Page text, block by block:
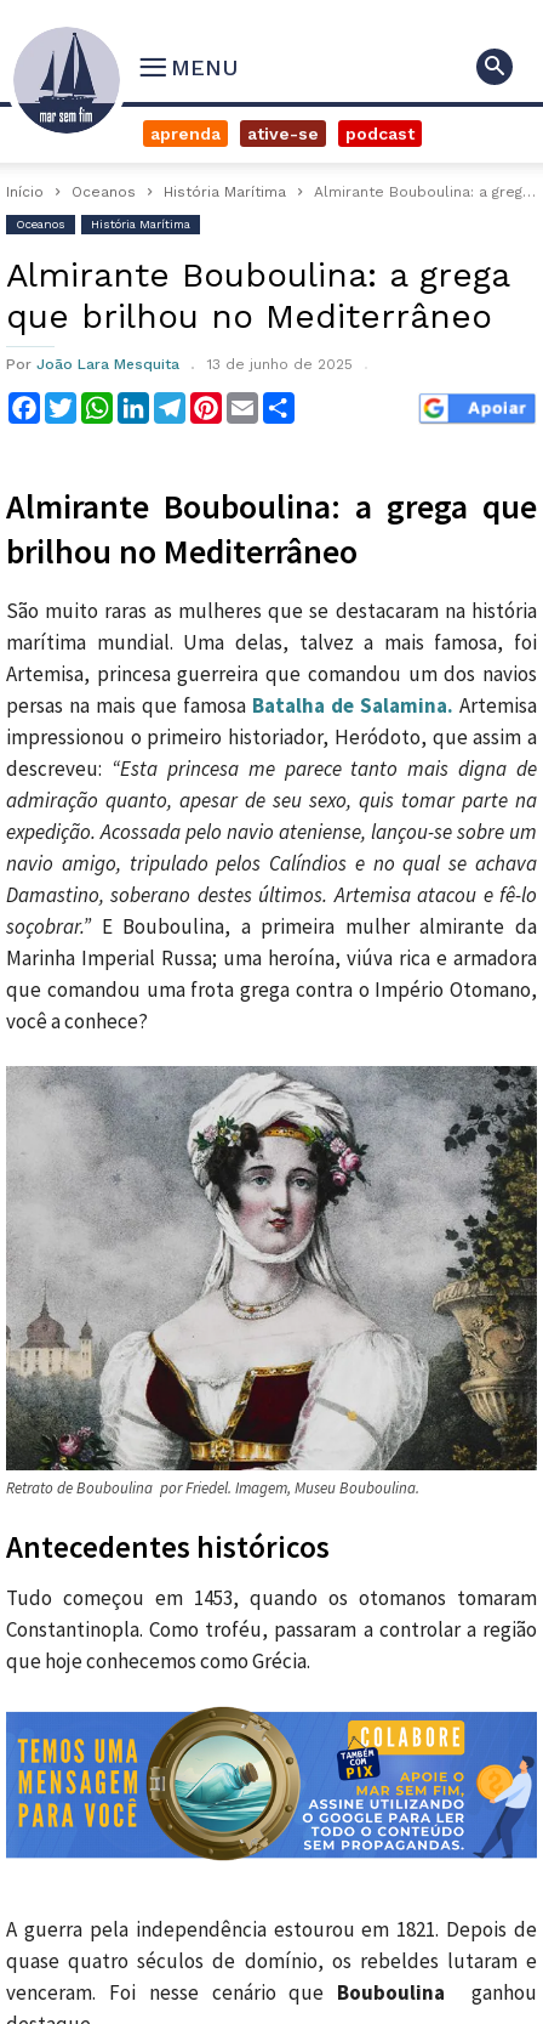
MENU
aprenda ative-se podcast
Início Oceanos História Marítima Almirante Bouboulina: a grega que brilhou no Mediterrâneo
Oceanos História Marítima
Almirante Bouboulina: a grega
que brilhou no Mediterrâneo
Por João Lara Mesquita 13 de junho de 2025
Facebook
TwitterWhatsApp
LinkedInTelegram
Pinterest
Email
Almirante Bouboulina: a grega que
brilhou no Mediterrâneo
São muito raras as mulheres que se destacaram na história
marítima mundial. Uma delas, talvez a mais famosa, foi
Artemisa, princesa guerreira que comandou um dos navios
persas na mais que famosa Batalha de Salamina. Artemisa
impressionou o primeiro historiador, Heródoto, que assim a
descreveu: “Esta princesa me parece tanto mais digna de
admiração quanto, apesar de seu sexo, quis tomar parte na
expedição. Acossada pelo navio ateniense, lançou-se sobre um
navio amigo, tripulado pelos Calíndios e no qual se achava
Damastino, soberano destes últimos. Artemisa atacou e fê-lo
soçobrar.”E Bouboulina, a primeira mulher almirante da
Marinha Imperial Russa; uma heroína, viúva rica e armadora
que comandou uma frota grega contra o Império Otomano,
você a conhece?
Retrato de Bouboulina por Friedel. Imagem, Museu Bouboulina.
Antecedentes históricos
Tudo começou em 1453, quando os otomanos tomaram
Constantinopla. Como troféu, passaram a controlar a região
que hoje conhecemos como Grécia.
A guerra pela independência estourou em 1821. Depois de
quase quatro séculos de domínio, os rebeldes lutaram e
venceram. Foi nesse cenário que Bouboulina ganhou